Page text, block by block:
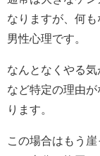
なりますが、何
男性心理です。
なんとなくやる気
など特定の理由
ります。
この場合はもう